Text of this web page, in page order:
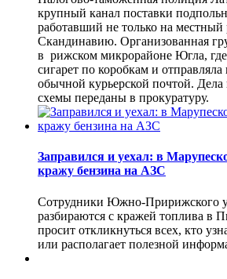
крупный канал поставки
работавший не только на
Скандинавию. Организованная
в рижском микрорайоне Югла,
сигарет по коробкам и отправляла
обычной курьерской почтой.
схемы переданы в прокуратуру.
Заправился и уехал: в
кражу бензина на АЗС
Сотрудники Южно-Пририжского
разбираются с кражей топлива в
просит откликнуться всех, кто
или располагает полезной